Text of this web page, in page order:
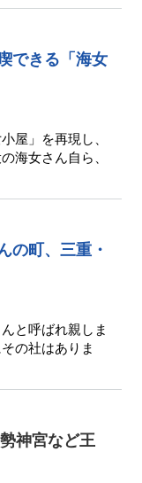
できる「海女
屋」を再現し、
海女さん自ら、
の町、三重・
と呼ばれ親しま
の社はありま
神宮など王